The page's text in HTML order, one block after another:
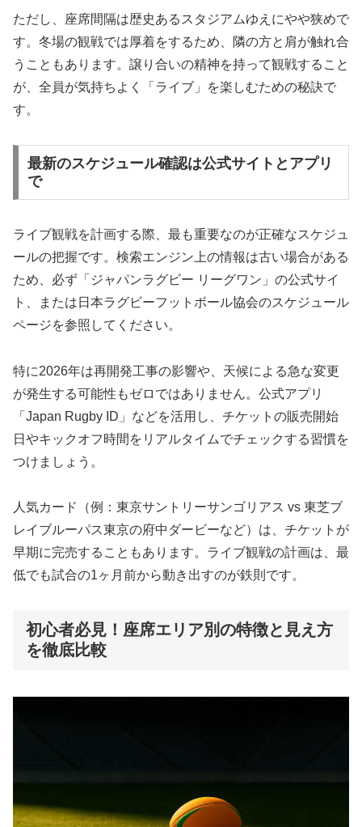
ただし、座席間隔は歴史あるスタジアムゆえにやや狭めで
す。冬場の観戦では厚着をするため、隣の方と肩が触れ合
うこともあります。譲り合いの精神を持って観戦すること
が、全員が気持ちよく「ライブ」を楽しむための秘訣で
す。
最新のスケジュール確認は公式サイトとアプリ
で
ライブ観戦を計画する際、最も重要なのが正確なスケジュ
ールの把握です。検索エンジン上の情報は古い場合がある
ため、必ず「ジャパンラグビー リーグワン」の公式サイ
ト、または日本ラグビーフットボール協会のスケジュール
ページを参照してください。
特に2026年は再開発工事の影響や、天候による急な変更
が発生する可能性もゼロではありません。公式アプリ
「Japan Rugby ID」などを活用し、チケットの販売開始
日やキックオフ時間をリアルタイムでチェックする習慣を
つけましょう。
人気カード（例：東京サントリーサンゴリアス vs 東芝ブ
レイブルーパス東京の府中ダービーなど）は、チケットが
早期に完売することもあります。ライブ観戦の計画は、最
低でも試合の1ヶ月前から動き出すのが鉄則です。
初心者必見！座席エリア別の特徴と見え方
を徹底比較